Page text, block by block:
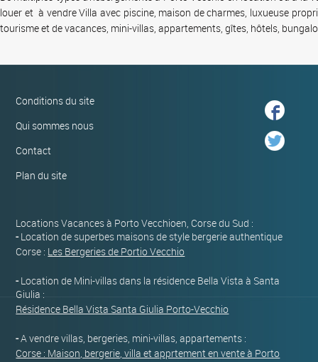
louer et à vendreVilla avec piscine, maison de charmes, luxueuse
tourismeet devacances, mini-villas, appartements, gîtes, hôtels,
Conditions du site
Qui sommes nous
Contact
Plan du site
Locations Vacances à Porto Vecchioen, Corse du Sud :
-Location de superbes maisons de style bergerie authentique
Corse : Les Bergeries de Portio Vecchio
-Location de Mini-villas dans la résidence Bella Vista à Santa
Giulia :
Résidence Bella Vista Santa Giulia Porto-Vecchio
-A vendre villas, bergeries, mini-villas, appartements :
Corse : Maison, bergerie, villa et apprtement en vente à Porto